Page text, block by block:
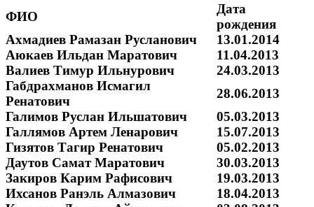
ФИО
Дата
рождения
Ахмадиев Рамазан Русланович
13.01.2014
Аюкаев Ильдан Маратович
11.04.2013
Валиев Тимур Ильнурович
24.03.2013
Габдрахманов Исмагил
Ренатович
28.06.2013
Галимов Руслан Ильшатович
05.03.2013
Галлямов Артем Ленарович
15.07.2013
Гизятов Тагир Ренатович
05.02.2013
Даутов Самат Маратович
30.03.2013
Закиров Карим Рафисович
19.03.2013
Ихсанов Ранэль Алмазович
18.04.2013